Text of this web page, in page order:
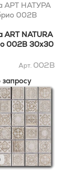
АРТ НАТУРА
002B
ART NATURA
002B 30x30
Арт. 002B